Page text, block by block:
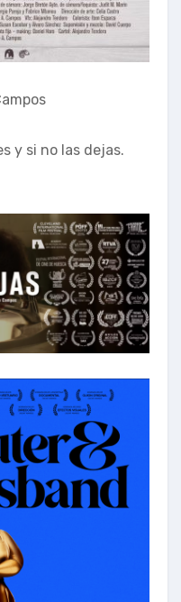
y si no las dejas.